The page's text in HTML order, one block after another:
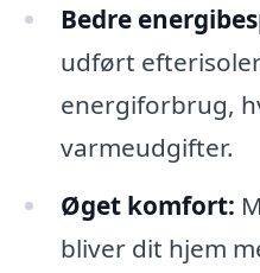
Bedre
udført
energiforbrug,
varmeudgifter.
Øget komfort:
bliver dit hjem